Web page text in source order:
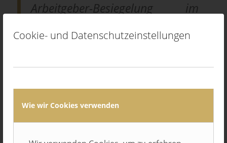
Cookie- und Datenschutzeinstellungen
Wie wir Cookies verwenden
Arbeitgeber-Besiegelung im
nur als Tool im
Organisationsentwicklung und